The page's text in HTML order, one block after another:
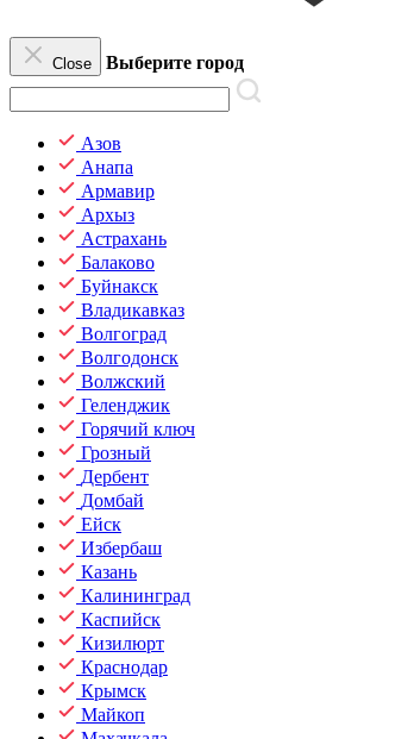
Close Выберите город
Азов
Анапа
Армавир
Архыз
Астрахань
Балаково
Буйнакск
Владикавказ
Волгоград
Волгодонск
Волжский
Геленджик
Горячий ключ
Грозный
Дербент
Домбай
Ейск
Избербаш
Казань
Калининград
Каспийск
Кизилюрт
Краснодар
Крымск
Майкоп